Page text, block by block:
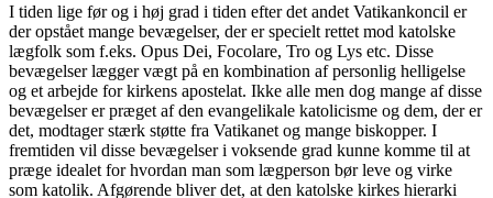
I tiden lige før og i høj grad i tiden efter det andet Vatikankoncil er
der opstået mange bevægelser, der er specielt rettet mod katolske
lægfolk som f.eks. Opus Dei, Focolare, Tro og Lys etc. Disse
bevægelser lægger vægt på en kombination af personlig helligelse
og et arbejde for kirkens apostelat. Ikke alle men dog mange af disse
bevægelser er præget af den evangelikale katolicisme og dem, der er
det, modtager stærk støtte fra Vatikanet og mange biskopper. I
fremtiden vil disse bevægelser i voksende grad kunne komme til at
præge idealet for hvordan man som lægperson bør leve og virke
som katolik. Afgørende bliver det, at den katolske kirkes hierarki